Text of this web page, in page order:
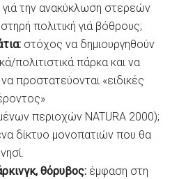
γιά την ανακύκλωση στερεών
πολιτική γιά βόθρους;
στόχος να δημιουργηθούν
πολιτιστικά πάρκα και να
προστατεύονται «ειδικές
περιοχών NATURA 2000);
δίκτυο μονοπατιών που θα
θόρυβος: έμφαση στη